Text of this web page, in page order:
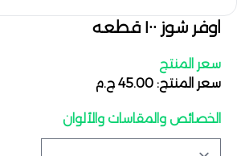
اوفر شوز ١٠٠ قطعه
سعر المنتج
سعر المنتج: 45.00 ج.م
الخصائص والمقاسات والألوان